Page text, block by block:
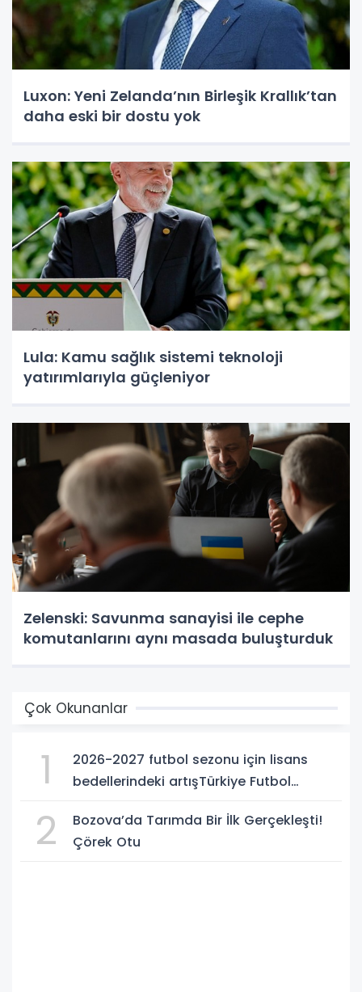
Luxon: Yeni Zelanda’nın Birleşik Krallık’tan
daha eski bir dostu yok
Lula: Kamu sağlık sistemi teknoloji
yatırımlarıyla güçleniyor
Zelenski: Savunma sanayisi ile cephe
komutanlarını aynı masada buluşturduk
Çok Okunanlar
1
2026-2027 futbol sezonu için lisans
bedellerindeki artışTürkiye Futbol
2
Bozova’da Tarımda Bir İlk Gerçekleşti!
Çörek Otu